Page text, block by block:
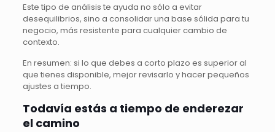
Este tipo de análisis te ayuda no sólo a evitar
desequilibrios, sino a consolidar una base sólida para tu
negocio, más resistente para cualquier cambio de
contexto.
En resumen: si lo que debes a corto plazo es superior al
que tienes disponible, mejor revisarlo y hacer pequeños
ajustes a tiempo.
Todavía estás a tiempo de enderezar
el camino